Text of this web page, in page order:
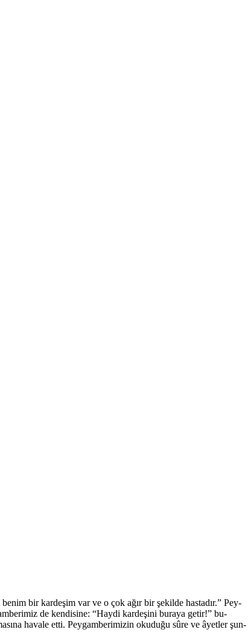
bir kardeşim var ve o çok ağır bir şekilde hastadır.” Pey­
de kendisine: “Haydi kardeşini buraya getir!” bu­
havale etti. Peygamberimizin okuduğu sûre ve âyetler şun­